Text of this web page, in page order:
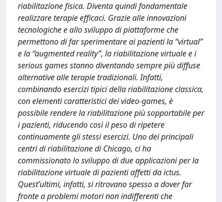
riabilitazione fisica. Diventa quindi fondamentale
realizzare terapie efficaci. Grazie alle innovazioni
tecnologiche e allo sviluppo di piattaforme che
permettono di far sperimentare ai pazienti la “virtual”
e la “augmented reality”, la riabilitazione virtuale e i
serious games stanno diventando sempre più diffuse
alternative alle terapie tradizionali. Infatti,
combinando esercizi tipici della riabilitazione classica,
con elementi caratteristici dei video-games, è
possibile rendere la riabilitazione più sopportabile per
i pazienti, riducendo così il peso di ripetere
continuamente gli stessi esercizi. Uno dei principali
centri di riabilitazione di Chicago, ci ha
commissionato lo sviluppo di due applicazioni per la
riabilitazione virtuale di pazienti affetti da ictus.
Quest’ultimi, infatti, si ritrovano spesso a dover far
fronte a problemi motori non indifferenti che